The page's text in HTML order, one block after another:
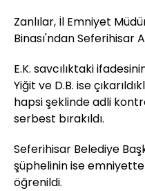
Zanlılar, İl Emniyet
Binası'ndan Seferihisar
E.K. savcılıktaki
Yiğit ve D.B. ise
hapsi şeklinde adli
serbest bırakıldı.
Seferihisar Belediye
şüphelinin ise
öğrenildi.